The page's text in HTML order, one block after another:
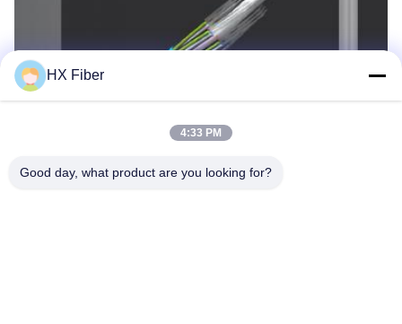
HX Fiber
4:33 PM
Good day, what product are you looking for?